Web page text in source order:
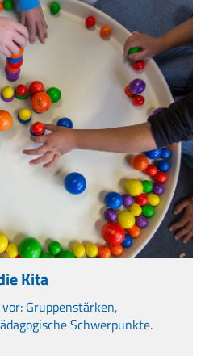
Kita
Gruppenstärken,
Schwerpunkte.